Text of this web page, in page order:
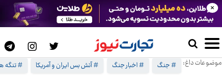
موضوعات داغ: # جنگ # اخبار جنگ # آتش بس ایران و آمریکا # تنگه
×